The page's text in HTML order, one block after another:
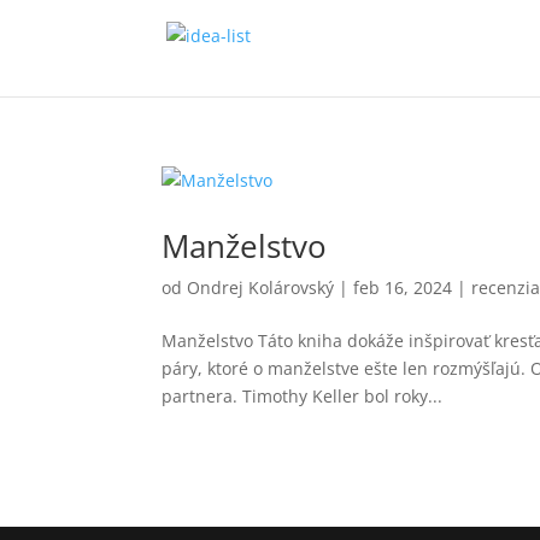
Manželstvo
od Ondrej Kolárovský |feb 16, 2024 | recenzia
Manželstvo Táto kniha dokáže inšpirovať
páry, ktoré o manželstve ešte len rozmýšľajú.
partnera. Timothy Keller bol roky...